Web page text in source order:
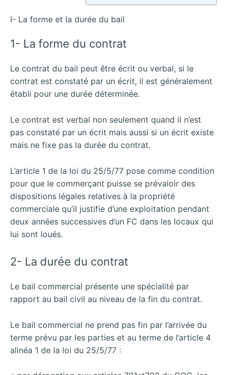
I- La forme et la durée du bail
1- La forme du contrat
Le contrat du bail peut être écrit ou verbal, si le
contrat est constaté par un écrit, il est généralement
établi pour une durée déterminée.
Le contrat est verbal non seulement quand il n’est
pas constaté par un écrit mais aussi si un écrit existe
mais ne fixe pas la durée du contrat.
L’article 1 de la loi du 25/5/77 pose comme condition
pour que le commerçant puisse se prévaloir des
dispositions légales relatives à la propriété
commerciale qu’il justifie d’une exploitation pendant
deux années successives d’un FC dans les locaux qui
lui sont loués.
2- La durée du contrat
Le bail commercial présente une spécialité par
rapport au bail civil au niveau de la fin du contrat.
Le bail commercial ne prend pas fin par l’arrivée du
terme prévu par les parties et au terme de l’article 4
alinéa 1 de la loi du 25/5/77 :